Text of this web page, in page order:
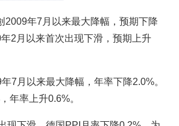
2009年7月以来最大降幅，预期下降
2月以来首次出现下滑，预期上升
7月以来最大降幅，年率下降2.0%。
年率上升0.6%。